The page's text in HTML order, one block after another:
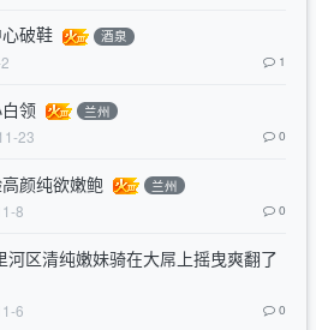
破鞋 酒泉
1
领 兰州
23 0
颜纯欲嫩鲍 兰州
8 0
河区清纯嫩妹骑在大屌上摇曳爽翻了
6 0